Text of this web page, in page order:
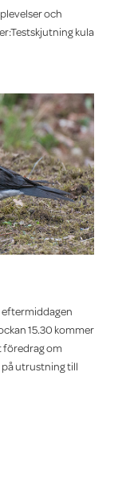
och
kula
eftermiddagen
15.30 kommer
föredrag om
på utrustning till